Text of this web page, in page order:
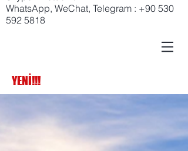
WhatsApp, WeChat, Telegram : +90 530
592 5818
YENİ!!!